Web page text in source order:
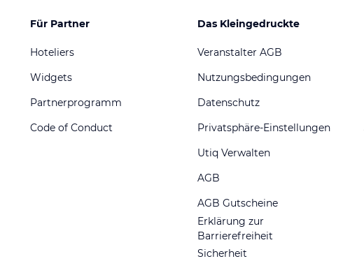
Für Partner
Hoteliers
Widgets
Partnerprogramm
Code of Conduct
Das Kleingedruckte
Veranstalter AGB
Nutzungsbedingungen
Datenschutz
Privatsphäre-Einstellungen
Utiq Verwalten
AGB
AGB Gutscheine
Erklärung zur
Barrierefreiheit
Sicherheit